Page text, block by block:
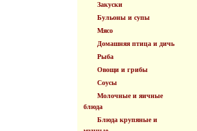
Закуски
Бульоны и супы
Мясо
Домашняя птица и дичь
Рыба
Овощи и грибы
Соусы
Молочные и яичные
блюда
Блюда крупяные и